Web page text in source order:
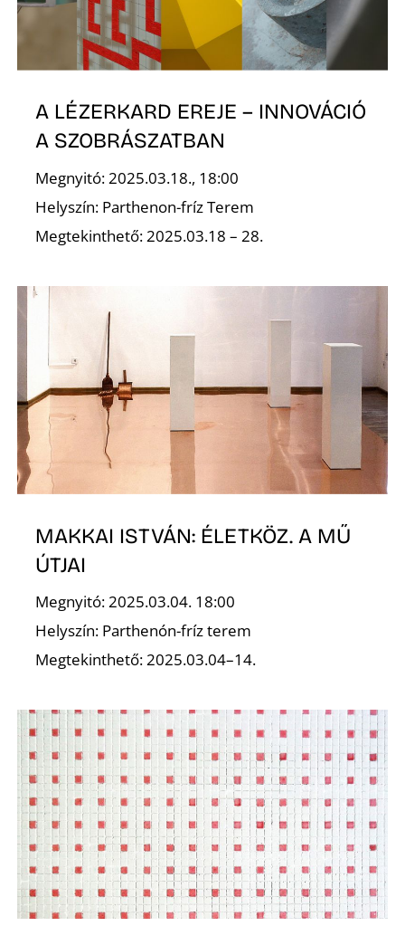
A LÉZERKARD EREJE – INNOVÁCIÓ
A SZOBRÁSZATBAN
Megnyitó: 2025.03.18., 18:00
Helyszín: Parthenon-fríz Terem
Megtekinthető: 2025.03.18 – 28.
MAKKAI ISTVÁN: ÉLETKÖZ. A MŰ
ÚTJAI
Megnyitó: 2025.03.04. 18:00
Helyszín: Parthenón-fríz terem
Megtekinthető: 2025.03.04–14.